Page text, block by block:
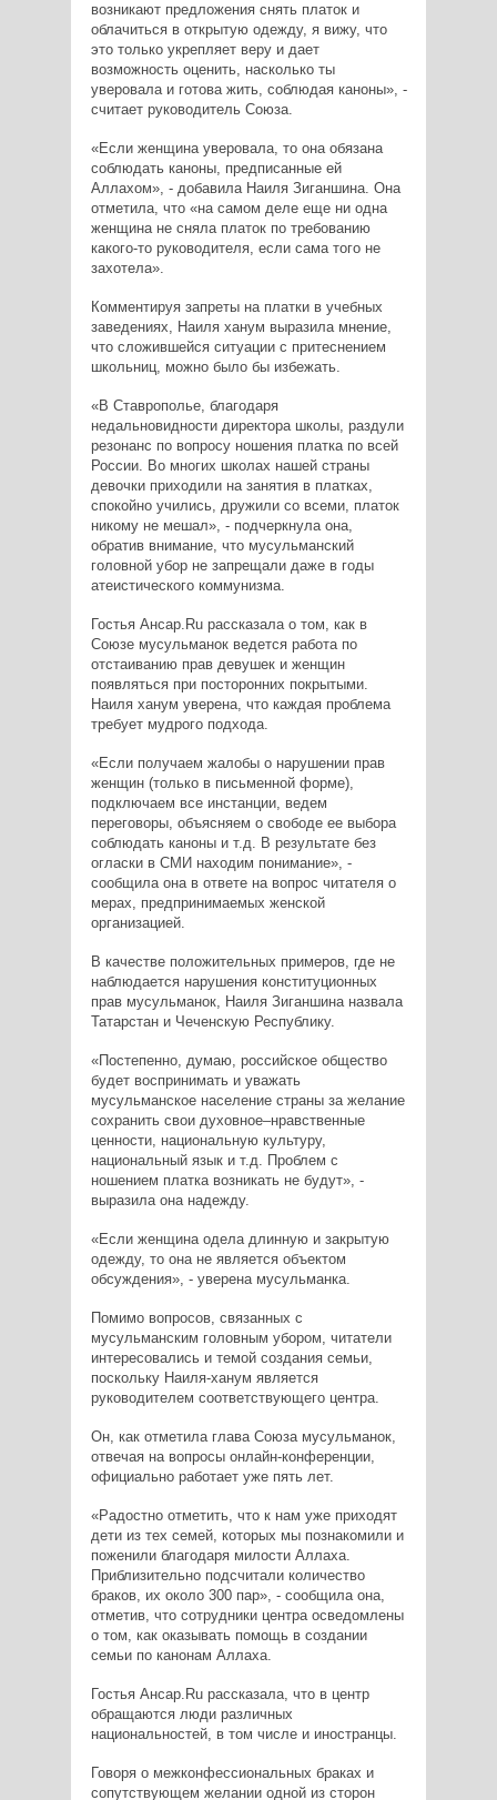
возникают предложения снять платок и
облачиться в открытую одежду, я вижу, что
это только укрепляет веру и дает
возможность оценить, насколько ты
уверовала и готова жить, соблюдая каноны», -
считает руководитель Союза.
«Если женщина уверовала, то она обязана
соблюдать каноны, предписанные ей
Аллахом», - добавила Наиля Зиганшина. Она
отметила, что «на самом деле еще ни одна
женщина не сняла платок по требованию
какого-то руководителя, если сама того не
захотела».
Комментируя запреты на платки в учебных
заведениях, Наиля ханум выразила мнение,
что сложившейся ситуации с притеснением
школьниц, можно было бы избежать.
«В Ставрополье, благодаря
недальновидности директора школы, раздули
резонанс по вопросу ношения платка по всей
России. Во многих школах нашей страны
девочки приходили на занятия в платках,
спокойно учились, дружили со всеми, платок
никому не мешал», - подчеркнула она,
обратив внимание, что мусульманский
головной убор не запрещали даже в годы
атеистического коммунизма.
Гостья Ансар.Ru рассказала о том, как в
Союзе мусульманок ведется работа по
отстаиванию прав девушек и женщин
появляться при посторонних покрытыми.
Наиля ханум уверена, что каждая проблема
требует мудрого подхода.
«Если получаем жалобы о нарушении прав
женщин (только в письменной форме),
подключаем все инстанции, ведем
переговоры, объясняем о свободе ее выбора
соблюдать каноны и т.д. В результате без
огласки в СМИ находим понимание», -
сообщила она в ответе на вопрос читателя о
мерах, предпринимаемых женской
организацией.
В качестве положительных примеров, где не
наблюдается нарушения конституционных
прав мусульманок, Наиля Зиганшина назвала
Татарстан и Чеченскую Республику.
«Постепенно, думаю, российское общество
будет воспринимать и уважать
мусульманское население страны за желание
сохранить свои духовное–нравственные
ценности, национальную культуру,
национальный язык и т.д. Проблем с
ношением платка возникать не будут», -
выразила она надежду.
«Если женщина одела длинную и закрытую
одежду, то она не является объектом
обсуждения», - уверена мусульманка.
Помимо вопросов, связанных с
мусульманским головным убором, читатели
интересовались и темой создания семьи,
поскольку Наиля-ханум является
руководителем соответствующего центра.
Он, как отметила глава Союза мусульманок,
отвечая на вопросы онлайн-конференции,
официально работает уже пять лет.
«Радостно отметить, что к нам уже приходят
дети из тех семей, которых мы познакомили и
поженили благодаря милости Аллаха.
Приблизительно подсчитали количество
браков, их около 300 пар», - сообщила она,
отметив, что сотрудники центра осведомлены
о том, как оказывать помощь в создании
семьи по канонам Аллаха.
Гостья Ансар.Ru рассказала, что в центр
обращаются люди различных
национальностей, в том числе и иностранцы.
Говоря о межконфессиональных браках и
сопутствующем желании одной из сторон